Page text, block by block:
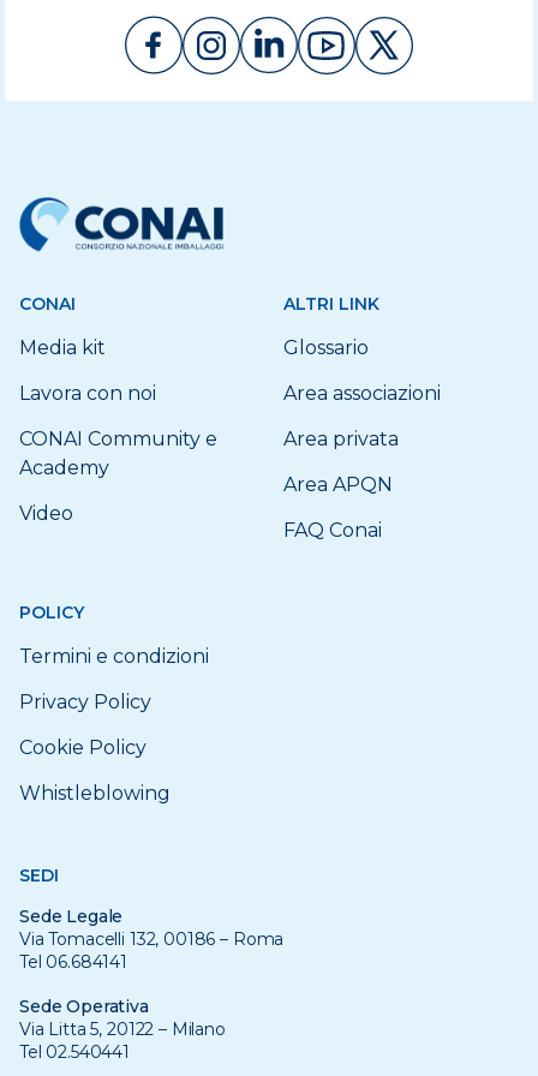
CONAI
Media kit
Lavora con noi
CONAI Community e
Academy
Video
ALTRI LINK
Glossario
Area associazioni
Area privata
Area APQN
FAQ Conai
POLICY
Termini e condizioni
Privacy Policy
Cookie Policy
Whistleblowing
SEDI
Sede Legale
Via Tomacelli 132, 00186 – Roma
Tel 06.684141
Sede Operativa
Via Litta 5, 20122 – Milano
Tel 02.540441